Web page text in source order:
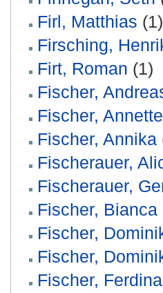
Firl, Matthias (1)
Firsching,
Firt, Roman (1)
Fischer,
Fischer, Annette
Fischer, Annika
Fischerauer,
Fischerauer,
Fischer, Bianca
Fischer,
Fischer,
Fischer,